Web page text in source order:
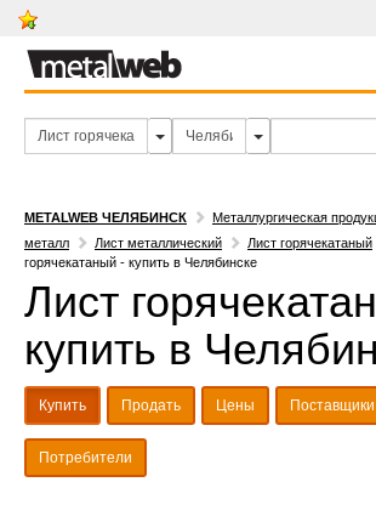
METALWEB ЧЕЛЯБИНСК Металлургическая
металл
Лист металлический Лист горячекатаный
горячекатаный - купить в Челябинске
Лист
купить в
Купить Продать Цены Поставщики
Потребители